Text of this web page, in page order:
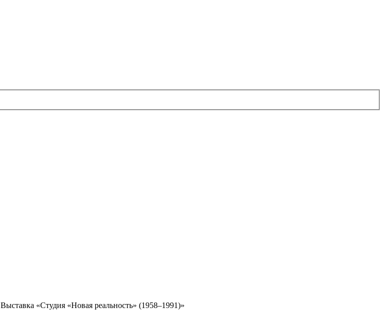
Выставка «Студия «Новая реальность» (1958–1991)»